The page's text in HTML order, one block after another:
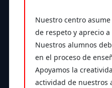
Nuestro centro
de respeto y aprecio
Nuestros alumnos
en el proceso de
Apoyamos la
actividad de nuestros